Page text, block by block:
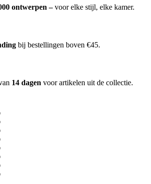
ontwerpen –voor elke stijl, elke kamer.
bij bestellingen boven €45.
14 dagen voor artikelen uit de collectie.